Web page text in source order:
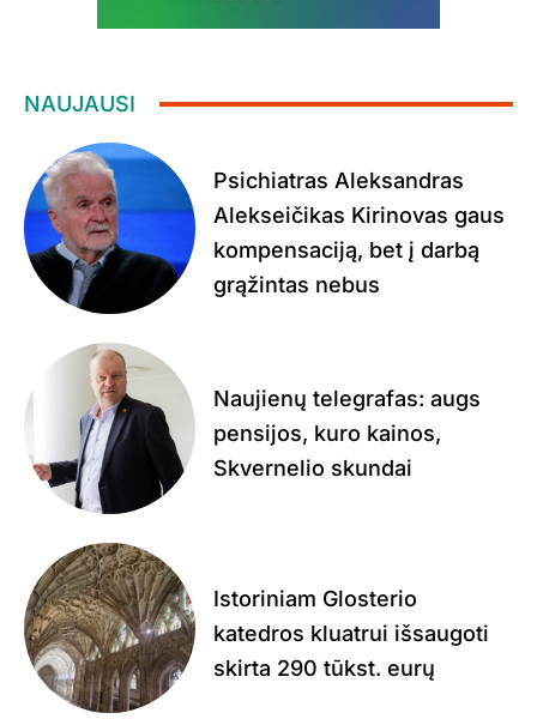
NAUJAUSI
Psichiatras Aleksandras
Alekseičikas Kirinovas gaus
kompensaciją, bet į darbą
grąžintas nebus
Naujienų telegrafas: augs
pensijos, kuro kainos,
Skvernelio skundai
Istoriniam Glosterio
katedros kluatrui išsaugoti
skirta 290 tūkst. eurų